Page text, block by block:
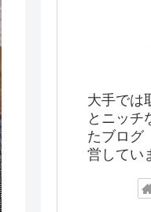
大手では
とニッチ
たブログ
営してい